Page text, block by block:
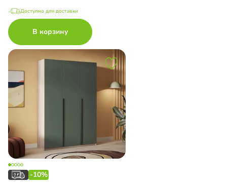
Доступно для доставки
В корзину
-10%